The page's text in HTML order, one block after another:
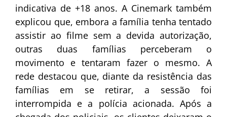
indicativa de +18 anos. A Cinemark também
explicou que, embora a família tenha tentado
assistir ao filme sem a devida autorização,
outras duas famílias perceberam o
movimento e tentaram fazer o mesmo. A
rede destacou que, diante da resistência das
famílias em se retirar, a sessão foi
interrompida e a polícia acionada. Após a